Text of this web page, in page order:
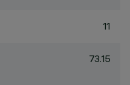
11
73.15